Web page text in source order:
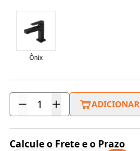
Ônix
ADICIONAR
Calcule o Frete e o Prazo